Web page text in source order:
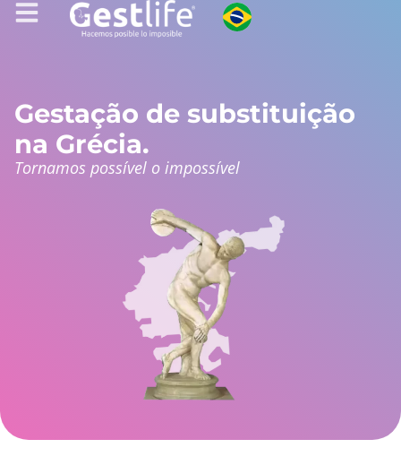
Gestação de substituição
na Grécia.
Tornamos possível o impossível